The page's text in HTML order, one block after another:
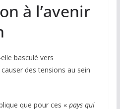
à l’avenir
basculé vers
causer des tensions au sein
que pour ces « pays qui